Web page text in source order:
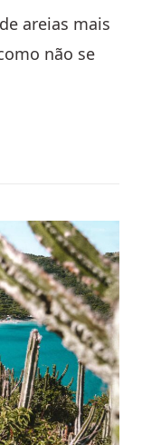
areias mais
não se